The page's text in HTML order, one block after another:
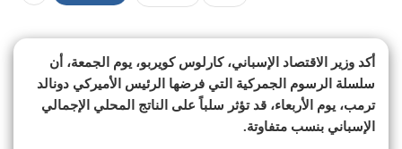
أكد وزير الاقتصاد الإسباني، كارلوس كويربو، يوم الجمعة، أن
سلسلة الرسوم الجمركية التي فرضها الرئيس الأميركي دونالد
ترمب، يوم الأربعاء، قد تؤثر سلباً على الناتج المحلي الإجمالي
الإسباني بنسب متفاوتة.